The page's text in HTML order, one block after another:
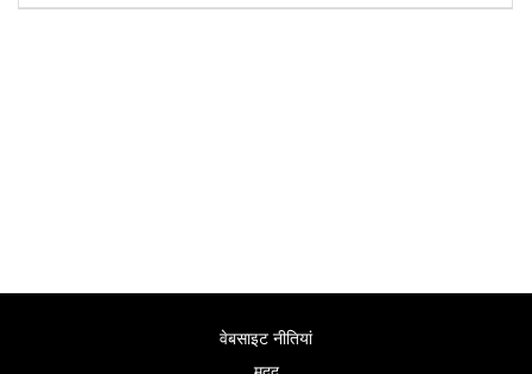
वेबसाइट नीतियां